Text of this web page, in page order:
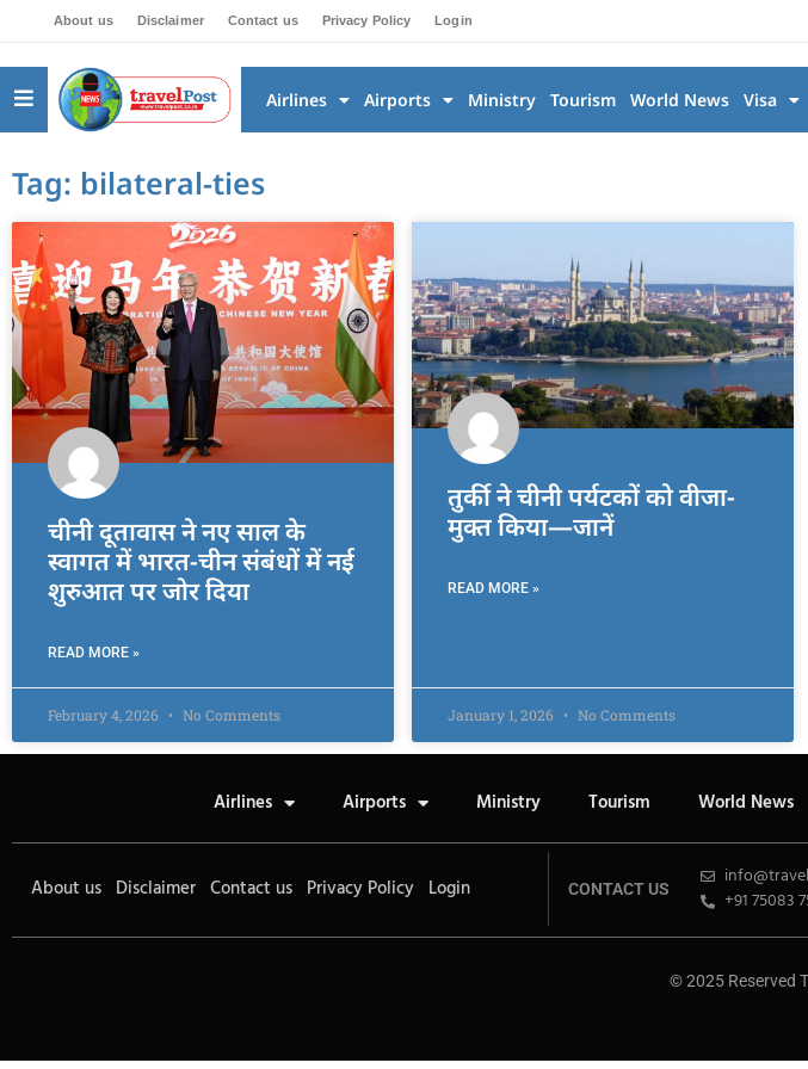
About us Disclaimer Contact us Privacy Policy Login
Airlines Airports Ministry Tourism World News Visa
Tag: bilateral-ties
चीनी दूतावास ने नए साल के
स्वागत में भारत-चीन संबंधों में नई
शुरुआत पर जोर दिया
READ MORE »
February 4, 2026 No Comments
तुर्की ने चीनी पर्यटकों को वीजा-
मुक्त किया—जानें
READ MORE »
January 1, 2026 No Comments
Airlines Airports Ministry Tourism World News
About us Disclaimer Contact us Privacy Policy Login CONTACT US
+91 75083
© 2025 Reserved